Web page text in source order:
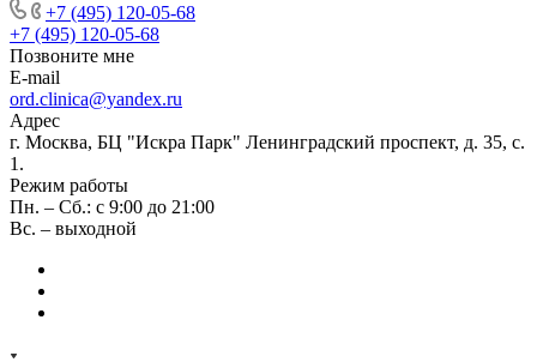
+7 (495) 120-05-68
+7 (495) 120-05-68
Позвоните мне
E-mail
ord.clinica@yandex.ru
Адрес
г. Москва, БЦ "Искра Парк" Ленинградский проспект, д. 35, с.
1.
Режим работы
Пн. – Сб.: с 9:00 до 21:00
Вс. – выходной